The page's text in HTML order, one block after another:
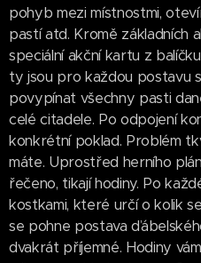
pohyb mezi místnostmi,
pastí atd. Kromě základních
speciální akční kartu z
ty jsou pro každou postavu
povypínat všechny pasti
celé citadele. Po odpojení
konkrétní poklad. Problém
máte. Uprostřed herního
řečeno, tikají hodiny. Po
kostkami, které určí o kolik
se pohne postava
dvakrát příjemné. Hodiny